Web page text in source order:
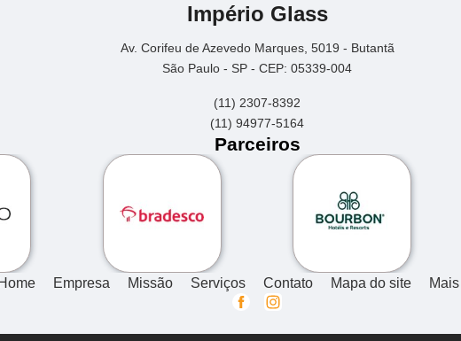
Império Glass
Av. Corifeu de Azevedo Marques, 5019 - Butantã
São Paulo - SP - CEP: 05339-004
(11) 2307-8392
(11) 94977-5164
Parceiros
Home Empresa Missão Serviços Contato Mapa do site Mais